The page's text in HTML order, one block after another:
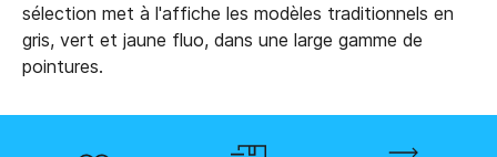
sélection met à l'affiche les modèles traditionnels en
gris, vert et jaune fluo, dans une large gamme de
pointures.